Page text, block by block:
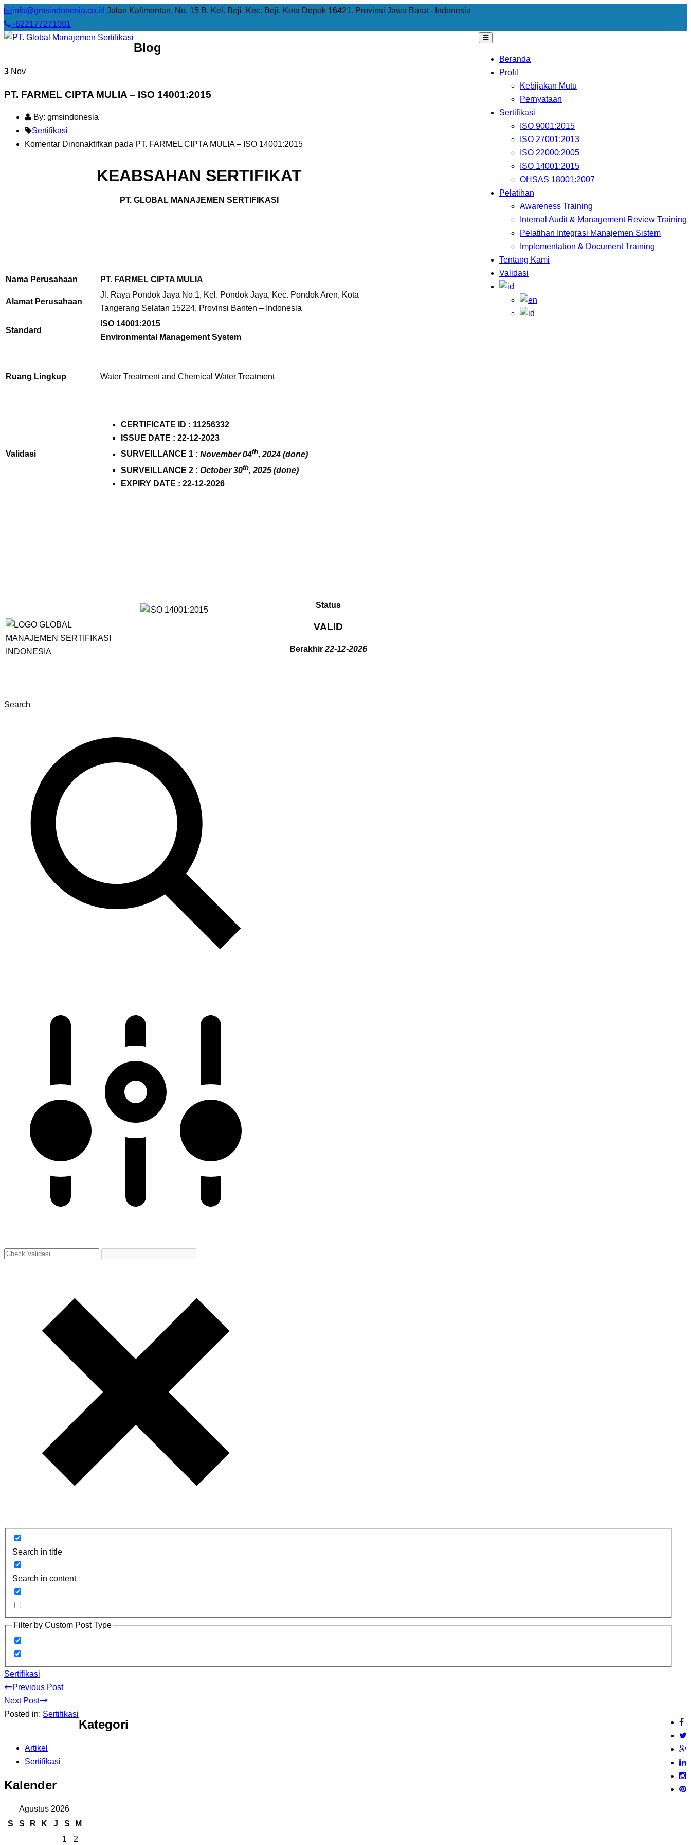
info@gmsindonesia.co.id Jalan Kalimantan, No. 15 B, Kel. Beji, Kec. Beji, Kota Depok 16421. Provinsi Jawa Barat - Indonesia
+622177271001
Beranda
Profil
Kebijakan Mutu
Pernyataan
Sertifikasi
ISO 9001:2015
ISO 27001:2013
ISO 22000:2005
ISO 14001:2015
OHSAS 18001:2007
Pelatihan
Awareness Training
Internal Audit & Management Review Training
Pelatihan Integrasi Manajemen Sistem
Implementation & Document Training
Tentang Kami
Validasi
Blog
3 Nov
PT. FARMEL CIPTA MULIA – ISO 14001:2015
By: gmsindonesia
Sertifikasi
Komentar Dinonaktifkan pada PT. FARMEL CIPTA MULIA – ISO 14001:2015
KEABSAHAN SERTIFIKAT
PT. GLOBAL MANAJEMEN SERTIFIKASI
Nama Perusahaan PT. FARMEL CIPTA MULIA
Alamat Perusahaan
Jl. Raya Pondok Jaya No.1, Kel. Pondok Jaya, Kec. Pondok Aren, Kota
Tangerang Selatan 15224, Provinsi Banten – Indonesia
Standard
ISO 14001:2015
Environmental Management System
Ruang Lingkup Water Treatment and Chemical Water Treatment
Validasi
CERTIFICATE ID : 11256332
ISSUE DATE : 22-12-2023
SURVEILLANCE 1 : November 04th, 2024 (done)
SURVEILLANCE 2 : October 30th, 2025 (done)
EXPIRY DATE : 22-12-2026
Status
VALID
Berakhir 22-12-2026
Search
Search in title
Search in content
Filter by Custom Post Type
Sertifikasi
Previous Post
Next Post
Posted in: Sertifikasi
Kategori
Artikel
Sertifikasi
Kalender
Agustus 2026
S
S R K J S
M
1
2